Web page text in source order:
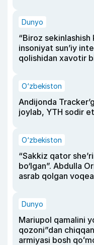
Dunyo
“Biroz sekinlashish
insoniyat sun’iy
qolishidan xavotir
O‘zbekiston
Andijonda
joylab, YTH sodir
O‘zbekiston
“Sakkiz qator
bo‘lgan”. Abdulla
asrab qolgan voqea
Dunyo
Mariupol qamalini
qozoni”dan
armiyasi bosh